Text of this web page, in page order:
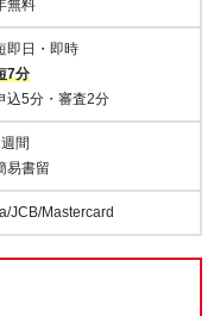
無料
即日・即時
7分
込5分・審査2分
間
易書留
JCB/Mastercard